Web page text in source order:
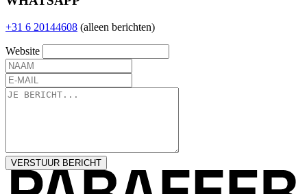
+31 6 20144608 (alleen berichten)
Website
VERSTUUR BERICHT